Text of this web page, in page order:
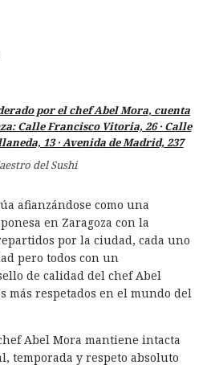
del Sushi
afianzándose como una
en Zaragoza con la
por la ciudad, cada uno
pero todos con un
de calidad del chef Abel
más respetados en el mundo del
Abel Mora mantiene intacta
temporada y respeto absoluto